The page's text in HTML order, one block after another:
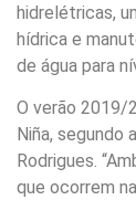
hidrelétricas,
hídrica e
de água para
O verão 2019/
Niña, segundo
Rodrigues.
que ocorrem